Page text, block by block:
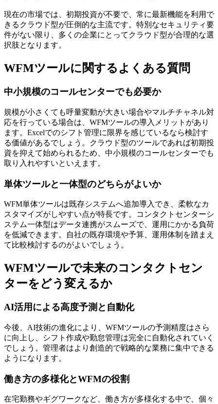
現在の市場では、初期投資が不要で、常に最新機能を利用で
きるクラウド型が圧倒的な主流です。特別なセキュリティ要
件がない限り、多くの企業にとってクラウド型が合理的な選
択肢となります。
WFMツールに関するよくある質問
中小規模のコールセンターでも必要か
規模が小さくても呼量変動が大きい場合やマルチチャネル対
応を行っている場合は、WFMツールの導入メリットがあり
ます。Excelでのシフト管理に限界を感じているなら検討す
る価値があるでしょう。クラウド型のツールであれば初期投
資を抑えて始められるため、中小規模のコールセンターでも
取り入れやすいといえます。
単体ツールと一体型のどちらがよいか
WFM単体ツールは既存システムへ追加導入でき、 柔軟なカ
スタマイズがしやすい点が特長です。コンタクトセンターシ
ステム一体型はデータ連携がスムーズで、運用にかかる負荷
を低減できます。自社の既存環境や予算、運用体制を踏まえ
て比較検討するのがよいでしょう。
WFMツールで未来のコンタクトセン
ターをどう変えるか
AI活用による高度予測と自動化
今後、AI技術の進化により、WFMツールの予測精度はさら
に向上し、シフト作成や勤怠管理は完全に自動化されていく
でしょう。管理者はより創造的で戦略的な業務に集中できる
ようになります。
働き方の多様化とWFMの役割
在宅勤務やギグワークなど、働き方が多様化する中で、個々